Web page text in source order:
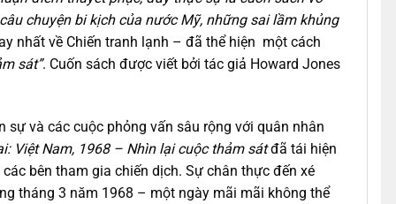
chuyện bi kịch của nước Mỹ, những sai lầm khủng
nhất về Chiến tranh lạnh – đã thể hiện một cách
sát”. Cuốn sách được viết bởi tác giả Howard Jones
và các cuộc phỏng vấn sâu rộng với quân nhân
Việt Nam, 1968 – Nhìn lại cuộc thảm sátđã tái hiện
bên tham gia chiến dịch. Sự chân thực đến xé
tháng 3 năm 1968 – một ngày mãi mãi không thể